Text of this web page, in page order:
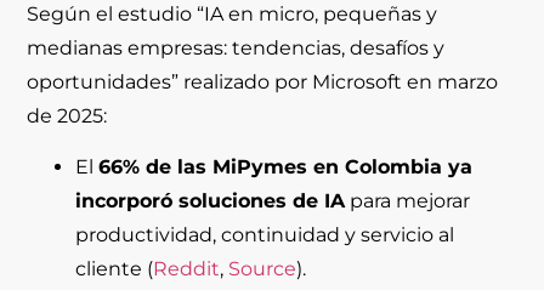
Según el estudio “IA en micro, pequeñas y
medianas empresas: tendencias, desafíos y
oportunidades” realizado por Microsoft en marzo
de 2025:
El66% de las MiPymes en Colombia ya
incorporó soluciones de IApara mejorar
productividad, continuidad y servicio al
cliente (Reddit, Source).